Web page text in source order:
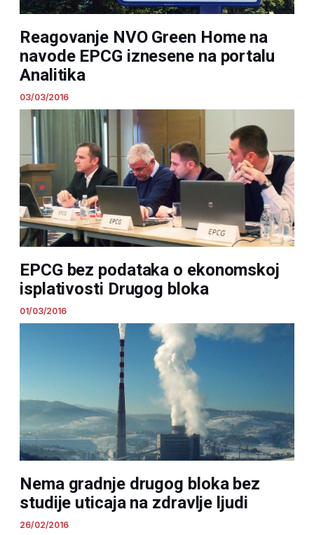
Reagovanje NVO Green Home na
navode EPCG iznesene na portalu
Analitika
03/03/2016
EPCG bez podataka o ekonomskoj
isplativosti Drugog bloka
01/03/2016
Nema gradnje drugog bloka bez
studije uticaja na zdravlje ljudi
26/02/2016